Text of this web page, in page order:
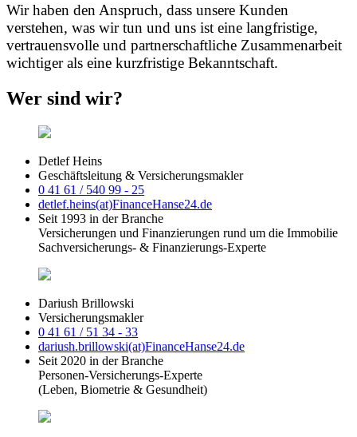
Wir haben den Anspruch, dass unsere Kunden
verstehen, was wir tun und uns ist eine langfristige,
vertrauensvolle und partnerschaftliche Zusammenarbeit
wichtiger als eine kurzfristige Bekanntschaft.
Wer sind wir?
Detlef Heins
Geschäftsleitung & Versicherungsmakler
0 41 61 / 540 99 - 25
detlef.heins(at)FinanceHanse24.de
Seit 1993 in der Branche
Versicherungen und Finanzierungen rund um die Immobilie
Sachversicherungs- & Finanzierungs-Experte
Dariush Brillowski
Versicherungsmakler
0 41 61 / 51 34 - 33
dariush.brillowski(at)FinanceHanse24.de
Seit 2020 in der Branche
Personen-Versicherungs-Experte
(Leben, Biometrie & Gesundheit)